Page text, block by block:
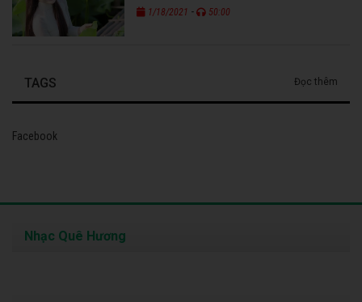
1/18/2021 - 50:00
TAGS Đọc thêm
Facebook
Nhạc Quê Hương